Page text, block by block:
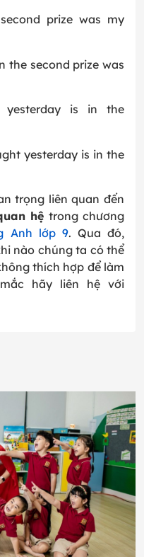
prize was my
the second prize was
is in the
yesterday is in the
trọng liên quan đến
hệ trong chương
Anh lớp 9. Qua đó,
nào chúng ta có thể
thích hợp để làm
hãy liên hệ với